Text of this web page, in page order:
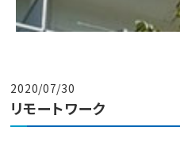
2020/07/30
リモートワーク